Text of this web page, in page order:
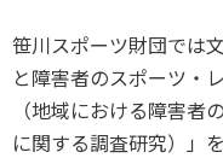
笹川スポーツ財団では
と障害者のスポーツ・
（地域における障害
に関する調査研究）」